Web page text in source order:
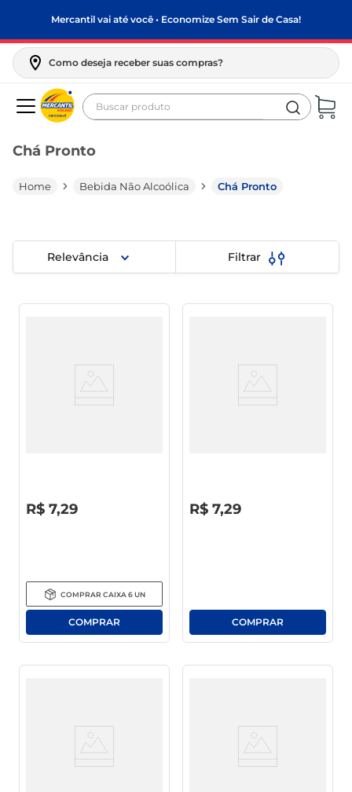
Mercantil vai até você • Economize Sem Sair de Casa!
Como deseja receber suas compras?
Buscar produto
Chá Pronto
Bebida Não Alcoólica Chá Pronto
Relevância Filtrar
R$ 7,29
COMPRAR CAIXA 6UN
R$ 7,29
Termos mais buscados
biscoito
feijão